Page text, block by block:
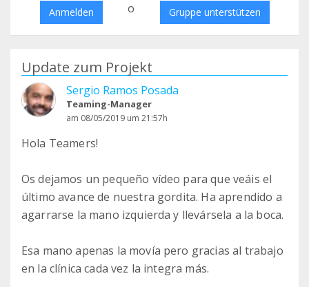
Anmelden o Gruppe unterstützen
Update zum Projekt
Sergio Ramos Posada
Teaming-Manager
am 08/05/2019 um 21:57h
Hola Teamers!
Os dejamos un pequeño vídeo para que veáis el
último avance de nuestra gordita. Ha aprendido a
agarrarse la mano izquierda y llevársela a la boca.
Esa mano apenas la movía pero gracias al trabajo
en la clínica cada vez la integra más.